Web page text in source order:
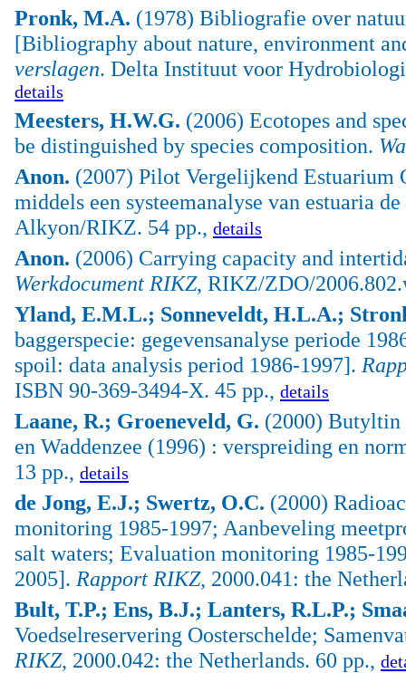
Pronk, M.A. (1978) Bibliografie over
[Bibliography about nature, environment
verslagen. Delta Instituut voor
details
Meesters, H.W.G. (2006) Ecotopes and
be distinguished by species composition.
Anon. (2007) Pilot Vergelijkend Estuarium
middels een systeemanalyse van estuaria
Alkyon/RIKZ. 54 pp., details
Anon. (2006) Carrying capacity and
Werkdocument RIKZ, RIKZ/ZDO/
Yland, E.M.L.; Sonneveldt, H.L.A.;
baggerspecie: gegevensanalyse periode
spoil: data analysis period 1986-1997].
ISBN 90-369-3494-X. 45 pp., details
Laane, R.; Groeneveld, G. (2000) Butyltin
en Waddenzee (1996) : verspreiding en
13 pp., details
de Jong, E.J.; Swertz, O.C. (2000)
monitoring 1985-1997; Aanbeveling
salt waters; Evaluation monitoring 1985-
2005]. Rapport RIKZ, 2000.041: the
Bult, T.P.; Ens, B.J.; Lanters, R.L.P.;
Voedselreservering Oosterschelde;
RIKZ, 2000.042: the Netherlands. 60 pp.,